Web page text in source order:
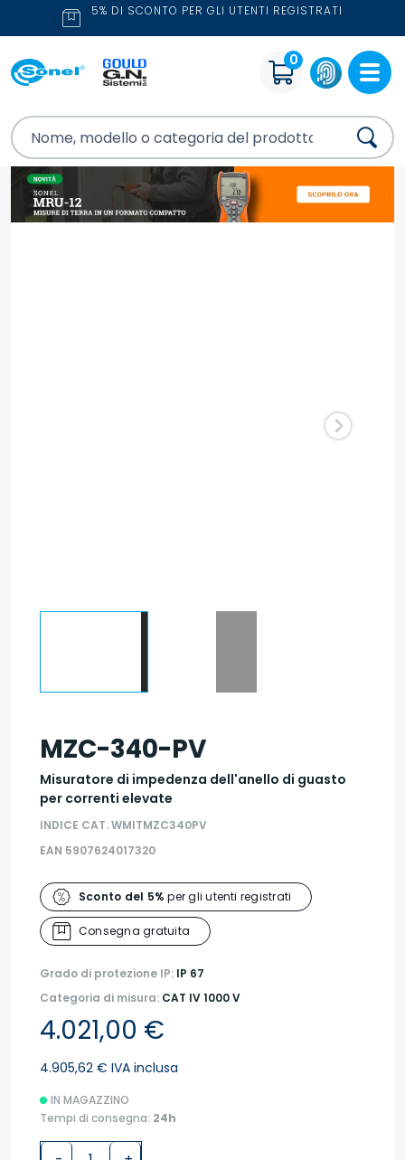
5% DI SCONTO PER GLI UTENTI REGISTRATI
0
MZC-340-PV
Misuratore di impedenza dell'anello di guasto
per correnti elevate
INDICE CAT. WMITMZC340PV
EAN 5907624017320
Sconto del 5% per gli utenti registrati
Consegna gratuita
Grado di protezione IP: IP 67
Categoria di misura: CAT IV 1000 V
4.021,00 €
4.905,62 € IVA inclusa
IN MAGAZZINO
Tempi di consegna: 24h